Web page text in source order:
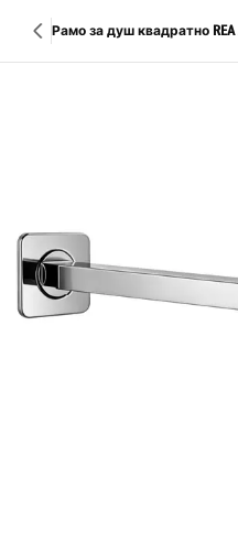
Рамо за душ квадратно REA